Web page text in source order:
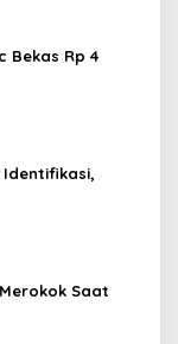
Bekas Rp 4
Identifikasi,
Saat